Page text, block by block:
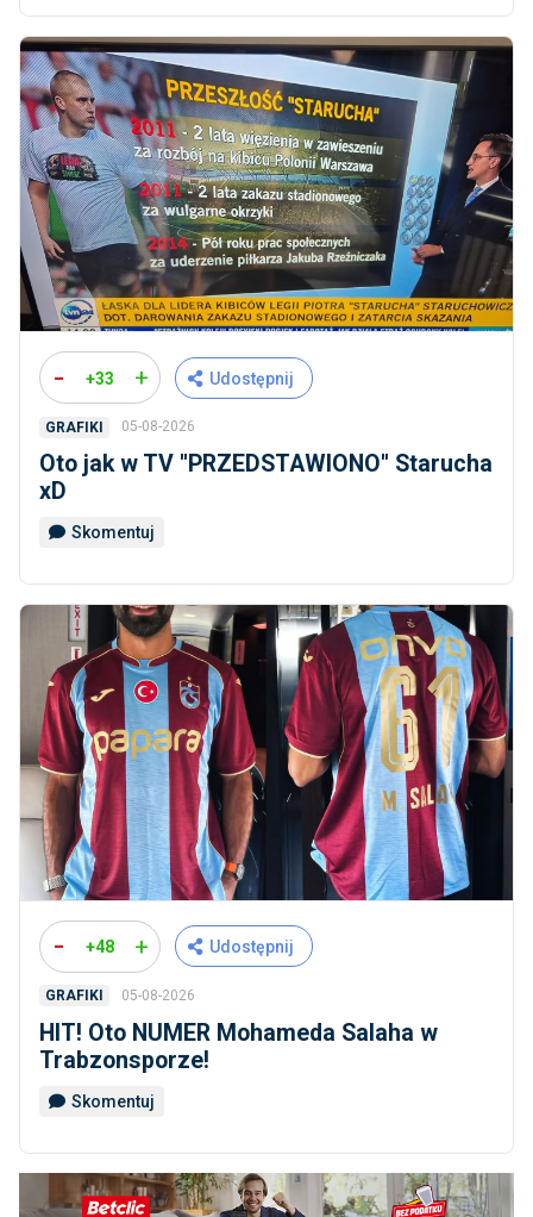
- +33 + Udostępnij
GRAFIKI 05-08-2026
Oto jak w TV ''PRZEDSTAWIONO'' Starucha
xD
Skomentuj
- +48 + Udostępnij
GRAFIKI 05-08-2026
HIT! Oto NUMER Mohameda Salaha w
Trabzonsporze!
Skomentuj